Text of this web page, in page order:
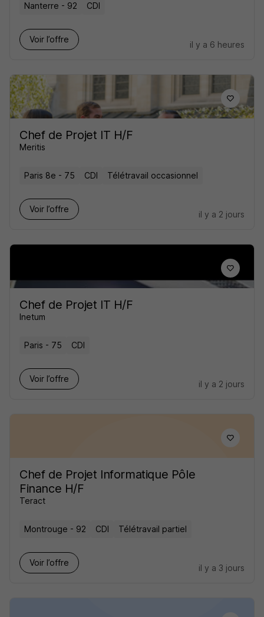
Nanterre - 92 CDI
Voir l’offre
il y a 6 heures
Chef de Projet IT H/F
Meritis
Paris 8e - 75 CDI Télétravail occasionnel
Voir l’offre
il y a 2 jours
Chef de Projet IT H/F
Inetum
Paris - 75 CDI
Voir l’offre
il y a 2 jours
Chef de Projet Informatique Pôle
Finance H/F
Teract
Montrouge - 92 CDI Télétravail partiel
Voir l’offre
il y a 3 jours